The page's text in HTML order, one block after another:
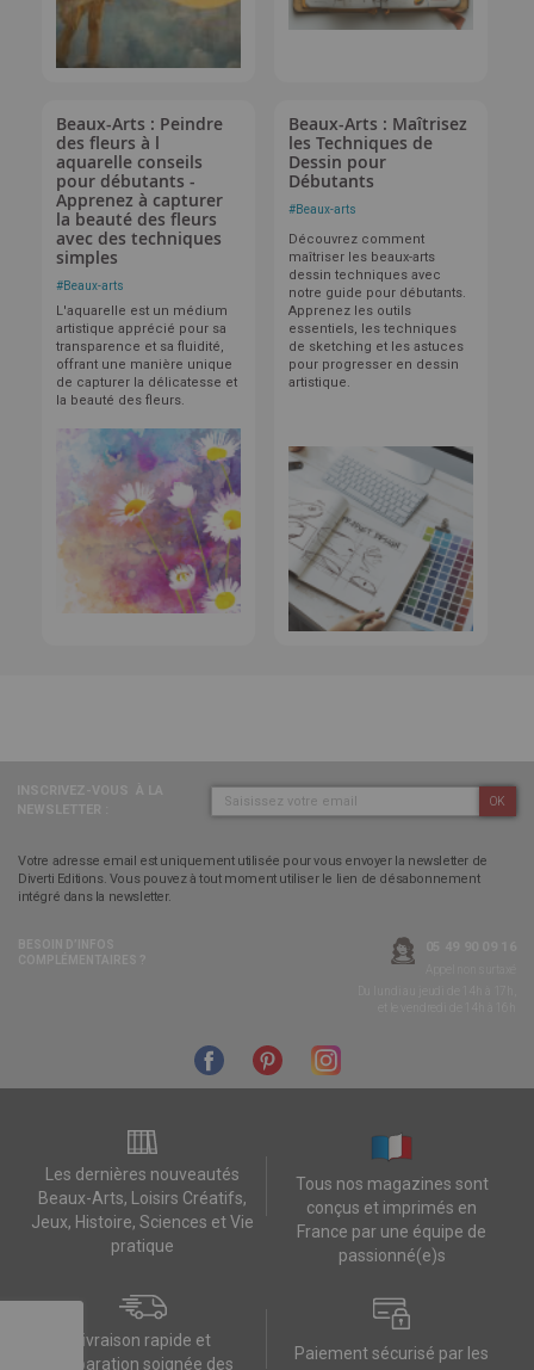
Beaux-Arts : Peindre
des fleurs à l
aquarelle conseils
pour débutants -
Apprenez à capturer
la beauté des fleurs
avec des techniques
simples
#Beaux-arts
L'aquarelle est un médium
artistique apprécié pour sa
transparence et sa fluidité,
offrant une manière unique
de capturer la délicatesse et
la beauté des fleurs.
Beaux-Arts : Maîtrisez
les Techniques de
Dessin pour
Débutants
#Beaux-arts
Découvrez comment
maîtriser les beaux-arts
dessin techniques avec
notre guide pour débutants.
Apprenez les outils
essentiels, les techniques
de sketching et les astuces
pour progresser en dessin
artistique.
OK
Votre adresse email est uniquement utilisée pour vous envoyer la newsletter de
Diverti Editions. Vous pouvez à tout moment utiliser le lien de désabonnement
intégré dans la newsletter.
Les dernières nouveautés
Beaux-Arts, Loisirs Créatifs,
Jeux, Histoire, Sciences et Vie
pratique
Tous nos magazines sont
conçus et imprimés en
France par une équipe de
passionné(e)s
Livraison rapide et
préparation soignée des
Paiement sécurisé par les